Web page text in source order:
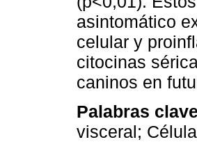
asintomático
celular y
citocinas
caninos en
Palabras
visceral;